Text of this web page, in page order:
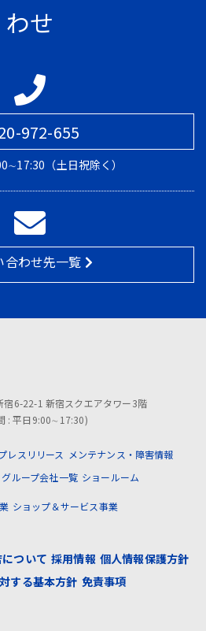
わせ
972-655
（土日祝除く）
合わせ先一覧
6-22-1 新宿スクエアタワー3階
: 平日9:00∼17:30)
レスリリース メンテナンス・障害情報
グループ会社一覧 ショールーム
ショップ＆サービス事業
ついて 採用情報 個人情報保護方針
する基本方針 免責事項